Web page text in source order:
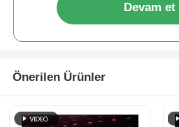
Devam et
Önerilen Ürünler